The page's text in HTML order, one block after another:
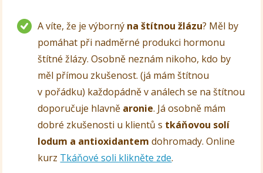
A víte, že je výborný na štítnou žlázu? Měl by
pomáhat při nadměrné produkci hormonu
štítné žlázy. Osobně neznám nikoho, kdo by
měl přímou zkušenost. (já mám štítnou
v pořádku) každopádně v análech se na štítnou
doporučuje hlavně aronie. Já osobně mám
dobré zkušenosti u klientů s tkáňovou solí
Iodum a antioxidantemdohromady. Online
kurz Tkáňové soli klikněte zde.